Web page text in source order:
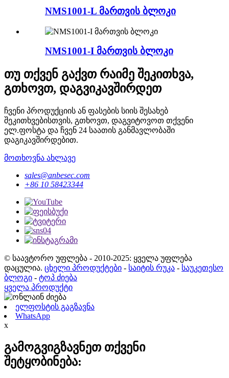
NMS1001-L მართვის ბლოკი
NMS1001-I მართვის ბლოკი
თუ თქვენ გაქვთ რაიმე შეკითხვა,
გთხოვთ, დაგვიკავშირდეთ
ჩვენი პროდუქციის ან ფასების სიის შესახებ
შეკითხვებისთვის, გთხოვთ, დაგვიტოვოთ თქვენი
ელ.ფოსტა და ჩვენ 24 საათის განმავლობაში
დაგიკავშირდებით.
მოთხოვნა ახლავე
sales@anbesec.com
+86 10 58423344
© საავტორო უფლება - 2010-2025: ყველა უფლება
დაცულია. ცხელი პროდუქტები - საიტის რუკა - საუკეთესო
ბლოგი - ტოპ ძიება
ყველა პროდუქტი
ელფოსტის გაგზავნა
WhatsApp
x
გამოგვიგზავნეთ თქვენი
შეტყობინება: